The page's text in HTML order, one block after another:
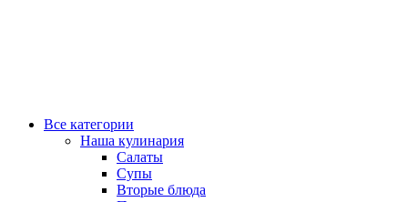
Все категории
Наша кулинария
Салаты
Супы
Вторые блюда